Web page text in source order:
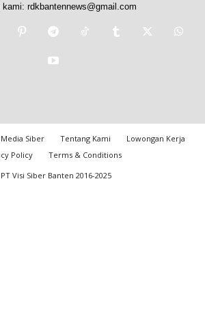
kami: rdkbantennews@gmail.com
Siber Tentang Kami
Lowongan Kerja
Policy
Terms & Conditions
Visi Siber Banten 2016-2025